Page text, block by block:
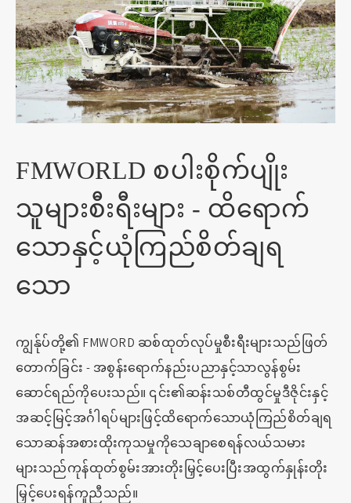
FMWORLD စပါးစိုက်ပျိုး
သူများစီးရီးများ - ထိရောက်
သောနှင့်ယုံကြည်စိတ်ချရ
သော
ကျွန်ုပ်တို့၏ FMWORD ဆစ်ထုတ်လုပ်မှုစီးရီးများသည်ဖြတ်
တောက်ခြင်း - အစွန်းရောက်နည်းပညာနှင့်သာလွန်စွမ်း
ဆောင်ရည်ကိုပေးသည်။ ၎င်း၏ဆန်းသစ်တီထွင်မှုဒီဇိုင်းနှင့်
အဆင့်မြင့်အင်္ဂါရပ်များဖြင့်ထိရောက်သောယုံကြည်စိတ်ချရ
သောဆန်အစားထိုးကုသမှုကိုသေချာစေရန်လယ်သမား
များသည်ကုန်ထုတ်စွမ်းအားတိုးမြှင့်ပေးပြီးအထွက်နှုန်းတိုး
မြှင့်ပေးရန်ကူညီသည်။